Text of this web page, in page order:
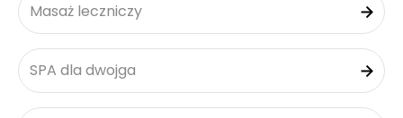
Masaż leczniczy
SPA dla dwojga